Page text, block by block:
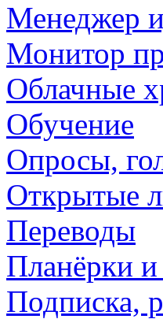
Менеджер
Монитор
Облачные
Обучение
Опросы,
Открытые
Переводы
Планёрки
Подписка,